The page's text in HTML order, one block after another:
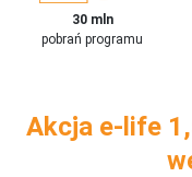
30 mln
pobrań programu
Akcja e-life